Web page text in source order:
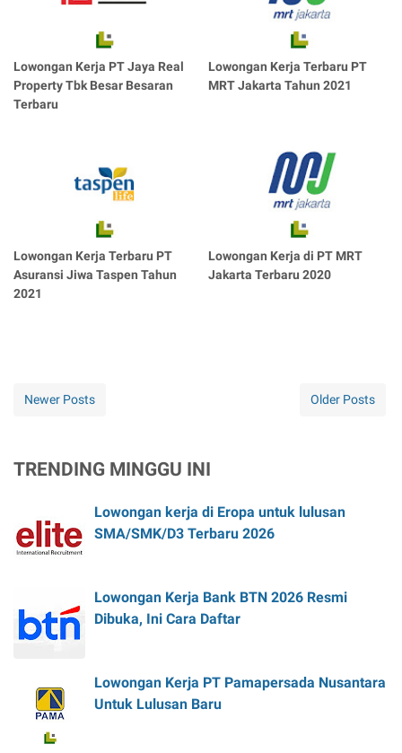
Lowongan Kerja PT Jaya Real
Property Tbk Besar Besaran
Terbaru
Lowongan Kerja Terbaru PT
MRT Jakarta Tahun 2021
Lowongan Kerja Terbaru PT
Asuransi Jiwa Taspen Tahun
2021
Lowongan Kerja di PT MRT
Jakarta Terbaru 2020
Newer Posts Older Posts
TRENDING MINGGU INI
Lowongan kerja di Eropa untuk lulusan
SMA/SMK/D3 Terbaru 2026
Lowongan Kerja Bank BTN 2026 Resmi
Dibuka, Ini Cara Daftar
Lowongan Kerja PT Pamapersada Nusantara
Untuk Lulusan Baru